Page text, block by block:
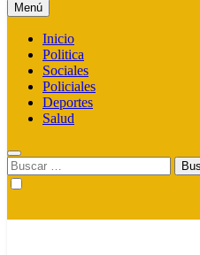
Menú
Inicio
Politica
Sociales
Policiales
Deportes
Salud
Buscar: